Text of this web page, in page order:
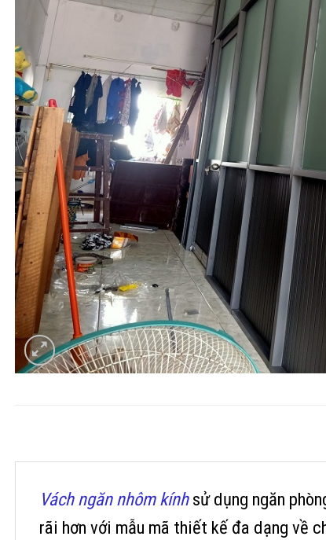
Vách ngăn nhôm kínhsử dụng ngăn
rãi hơn với mẫu mã thiết kế đa dạng về